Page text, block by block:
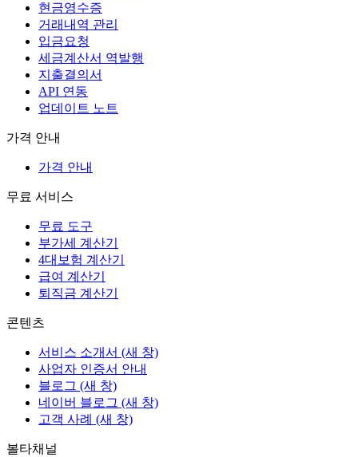
현금영수증
거래내역 관리
입금요청
세금계산서 역발행
지출결의서
API 연동
업데이트 노트
가격 안내
가격 안내
무료 서비스
무료 도구
부가세 계산기
4대보험 계산기
급여 계산기
퇴직금 계산기
콘텐츠
서비스 소개서 (새 창)
사업자 인증서 안내
블로그 (새 창)
네이버 블로그 (새 창)
고객 사례 (새 창)
볼타채널